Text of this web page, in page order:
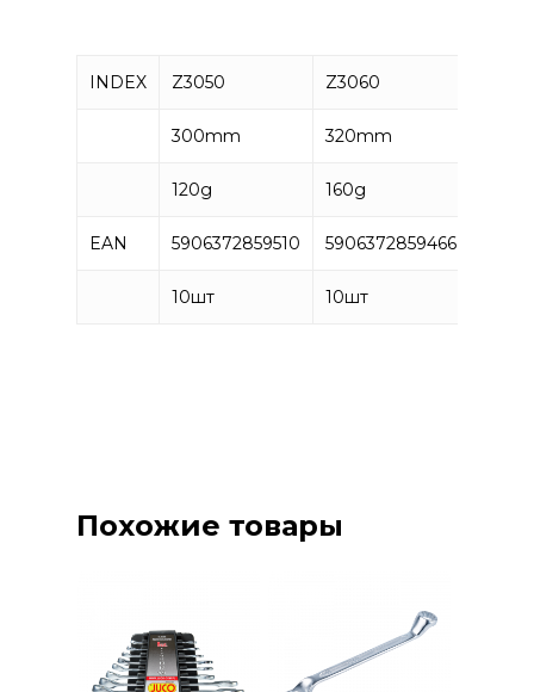
INDEX Z3050 Z3060
300mm 320mm
120g 160g
EAN 5906372859510 5906372859466
10шт 10шт
Похожие товары